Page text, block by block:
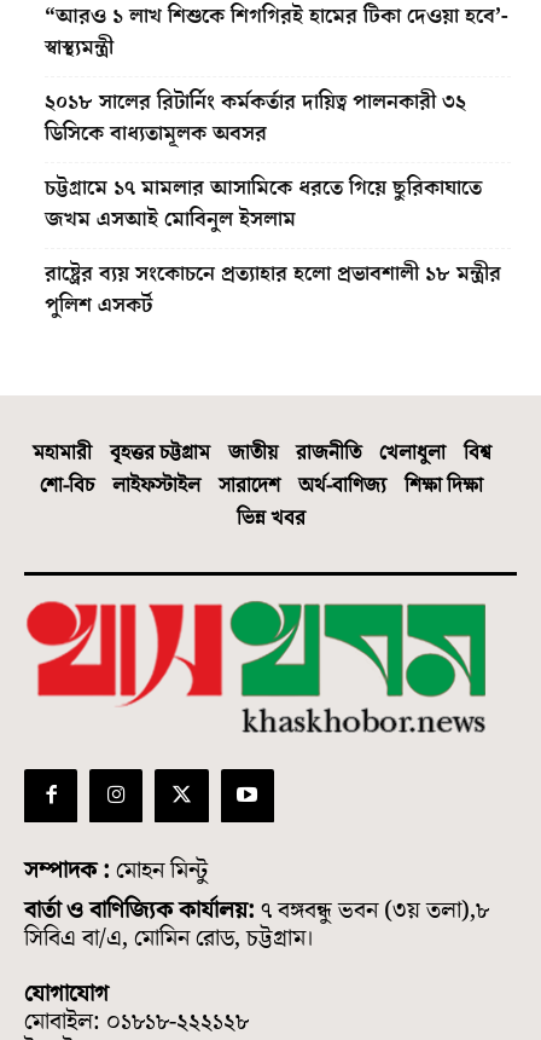
“আরও ১ লাখ শিশুকে শিগগিরই হামের টিকা দেওয়া হবে’-
স্বাস্থ্যমন্ত্রী
২০১৮ সালের রিটার্নিং কর্মকর্তার দায়িত্ব পালনকারী ৩২
ডিসিকে বাধ্যতামূলক অবসর
চট্টগ্রামে ১৭ মামলার আসামিকে ধরতে গিয়ে ছুরিকাঘাতে
জখম এসআই মোবিনুল ইসলাম
রাষ্ট্রের ব্যয় সংকোচনে প্রত্যাহার হলো প্রভাবশালী ১৮ মন্ত্রীর
পুলিশ এসকর্ট
মহামারী বৃহত্তর চট্টগ্রাম জাতীয় রাজনীতি খেলাধুলা
বিশ্ব
শো-বিচ
লাইফস্টাইল সারাদেশ অর্থ-বাণিজ্য
শিক্ষা দিক্ষা
ভিন্ন খবর
সম্পাদক : মোহন মিন্টু
বার্তা ও বাণিজ্যিক কার্যালয়: ৭ বঙ্গবন্ধু ভবন (৩য় তলা),৮
সিবিএ বা/এ, মোমিন রোড, চট্টগ্রাম।
যোগাযোগ
মোবাইল: ০১৮১৮-২২২১২৮